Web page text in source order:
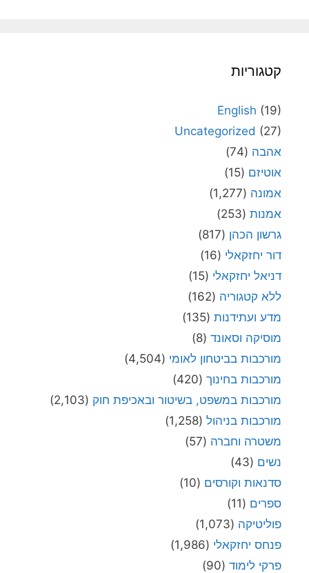
קטגוריות
English (19)
Uncategorized (27)
אהבה (74)
אוטיזם (15)
אמונה (1,277)
אמנות (253)
גרשון הכהן (817)
דור יחזקאלי (16)
דניאל יחזקאלי (15)
ללא קטגוריה (162)
מדע ועתידנות (135)
מוסיקה וסאונד (8)
מורכבות בביטחון לאומי (4,504)
מורכבות בחינוך (420)
מורכבות במשפט, בשיטור ובאכיפת חוק (2,103)
מורכבות בניהול (1,258)
משטרה וחברה (57)
נשים (43)
סדנאות וקורסים (10)
ספרים (11)
פוליטיקה (1,073)
פנחס יחזקאלי (1,986)
פרקי לימוד (90)